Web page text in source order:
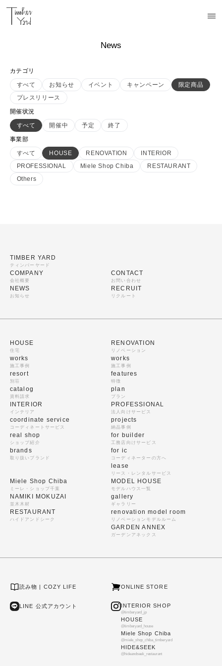
News
カテゴリ
すべて
お知らせ イベント キャンペーン
限定商品
プレスリリース
開催状況
すべて
開催中 予定
終了
事業部
すべて
HOUSE RENOVATION
INTERIOR
PROFESSIONAL
Miele Shop Chiba
RESTAURANT
Others
TIMBER YARD
ティンバーヤード
COMPANY
会社概要
NEWS
お知らせ
CONTACT
お問い合わせ
RECRUIT
リクルート
HOUSE
住宅
works
施工事例
resort
別荘
catalog
資料請求
RENOVATION
リノベーション
works
施工事例
features
特徴
plan
プラン
INTERIOR
インテリア
coordinate service
コーディネートサービス
real shop
ショップ紹介
brands
取り扱いブランド
PROFESSIONAL
法人向けサービス
projects
納品事例
for builder
工務店向けサービス
for ic
コーディネーターの方へ
lease
リース・レンタルサービス
Miele Shop Chiba
ミーレ・ショップ千葉
NAMIKI MOKUZAI
並木木材
RESTAURANT
ハイドアンドシーク
MODEL HOUSE
モデルハウス一覧
gallery
ギャラリー
renovation model room
リノベーションモデルルーム
GARDEN ANNEX
ガーデンアネックス
読み物 | COZY LIFE ONLINE STORE
LINE 公式アカウント INTERIOR SHOP
@timberyard_jp
HOUSE
@timberyard_house
Miele Shop Chiba
@miele_shop_chiba_timberyard
HIDE&SEEK
@hideandseek_restaurant